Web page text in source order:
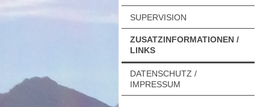
SUPERVISION
ZUSATZINFORMATIONEN /
LINKS
DATENSCHUTZ /
IMPRESSUM